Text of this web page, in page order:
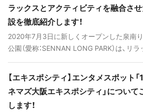
ラックスとアクティビティを融合さ
設を徹底紹介します！
2020年7月3日に新しくオープンした泉南
公園（愛称：SENNAN LONG PARK）は、リラ
た関西最大級のレクリエーション拠点です
つのエリアでは、グランピングやバーベキュ
やアスレチックなどとともに日帰りで利用
泉施設も備えています。
【エキスポシティ】エンタメスポット
ネマズ大阪エキスポシティ」について
します！